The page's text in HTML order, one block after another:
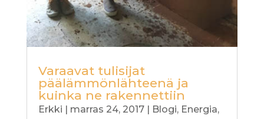
Varaavat tulisijat
päälämmönlähteenä ja
kuinka ne rakennettiin
Erkki marras 24, 2017| Blogi, Energia,